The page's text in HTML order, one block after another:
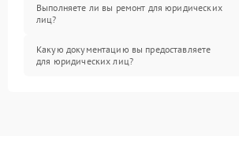
Выполняете ли вы ремонт для юридических
лиц?
Какую документацию вы предоставляете
для юридических лиц?